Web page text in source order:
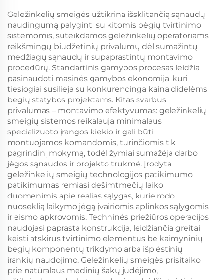
Geležinkelių smeigės užtikrina išsklitančią sąnaudų
naudingumą palyginti su kitomis bėgių tvirtinimo
sistemomis, suteikdamos geležinkelių operatoriams
reikšmingų biudžetinių privalumų dėl sumažintų
medžiagų sąnaudų ir supaprastintų montavimo
procedūrų. Standartinis gamybos procesas leidžia
pasinaudoti masinės gamybos ekonomija, kuri
tiesiogiai susilieja su konkurencinga kaina didelėms
bėgių statybos projektams. Kitas svarbus
privalumas – montavimo efektyvumas: geležinkelių
smeigių sistemos reikalauja minimalaus
specializuoto įrangos kiekio ir gali būti
montuojamos komandomis, turinčiomis tik
pagrindinį mokymą, todėl žymiai sumažėja darbo
jėgos sąnaudos ir projekto trukmė. Įrodyta
geležinkelių smeigių technologijos patikimumo
patikimumas remiasi dešimtmečių laiko
duomenimis apie realias sąlygas, kurie rodo
nuoseklią laikymo jėgą įvairiomis aplinkos sąlygomis
ir eismo apkrovomis. Techninės priežiūros operacijos
naudojasi paprasta konstrukcija, leidžiančia greitai
keisti atskirus tvirtinimo elementus be kaimyninių
bėgių komponentų trikdymo arba išplėstinių
įrankių naudojimo. Geležinkelių smeigės prisitaiko
prie natūralaus medinių šakų judėjimo,